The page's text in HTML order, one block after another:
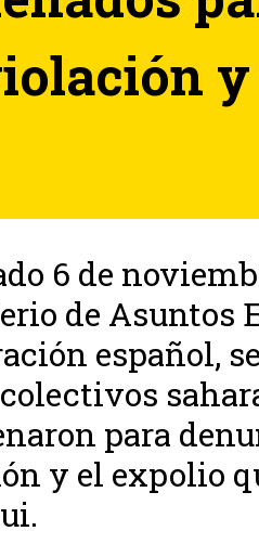
6 de
de Asuntos
español,
para
y el expolio